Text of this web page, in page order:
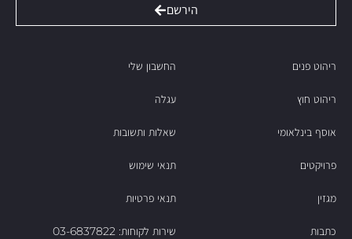
הירשם
ריהוט פנים
ריהוט חוץ
אוסף בינלאומי
פרויקטים
מגזין
כתבות
החשבון שלי
עגלה
שאלות ותשובות
תנאי שימוש
תנאי פרטיות
שירות לקוחות: 03-6837822